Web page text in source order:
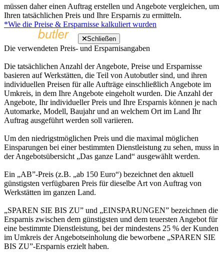
müssen daher einen Auftrag erstellen und Angebote vergleichen, um
Ihren tatsächlichen Preis und Ihre Ersparnis zu ermitteln.
*Wie die Preise & Ersparnisse kalkuliert wurden
Schließen
Die verwendeten Preis- und Ersparnisangaben
Die tatsächlichen Anzahl der Angebote, Preise und Ersparnisse
basieren auf Werkstätten, die Teil von Autobutler sind, und ihren
individuellen Preisen für alle Aufträge einschließlich Angebote im
Umkreis, in dem Ihre Angebote eingeholt wurden. Die Anzahl der
Angebote, Ihr individueller Preis und Ihre Ersparnis können je nach
Automarke, Modell, Baujahr und an welchem Ort im Land Ihr
Auftrag ausgeführt werden soll variieren.
Um den niedrigstmöglichen Preis und die maximal möglichen
Einsparungen bei einer bestimmten Dienstleistung zu sehen, muss in
der Angebotsübersicht „Das ganze Land“ ausgewählt werden.
Ein „AB”-Preis (z.B. „ab 150 Euro“) bezeichnet den aktuell
günstigsten verfügbaren Preis für dieselbe Art von Auftrag von
Werkstätten im ganzen Land.
„SPAREN SIE BIS ZU” und „EINSPARUNGEN” bezeichnen die
Ersparnis zwischen dem günstigsten und dem teuersten Angebot für
eine bestimmte Dienstleistung, bei der mindestens 25 % der Kunden
im Umkreis der Angebotseinholung die beworbene „SPAREN SIE
BIS ZU”-Ersparnis erzielt haben.